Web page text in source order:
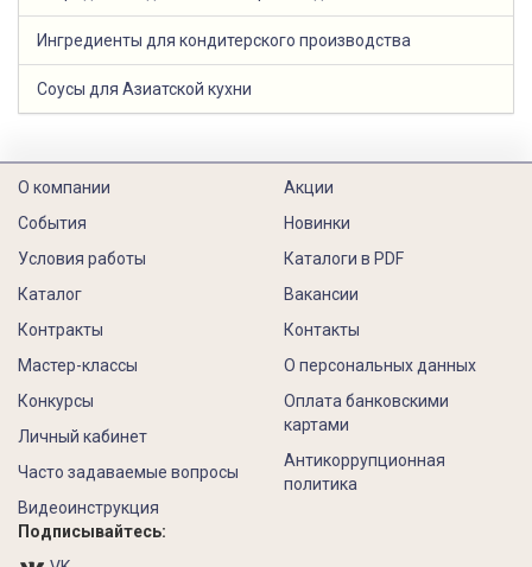
Ингредиенты для кондитерского производства
Соусы для Азиатской кухни
О компании
События
Условия работы
Каталог
Контракты
Акции
Новинки
Каталоги в PDF
Вакансии
Контакты
Мастер-классы
Конкурсы
Личный кабинет
Часто задаваемые вопросы
Видеоинструкция
О персональных данных
Оплата банковскими
картами
Антикоррупционная
политика
Подписывайтесь: